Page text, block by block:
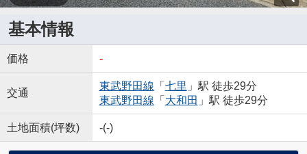
基本情報
価格 -
交通
東武野田線 「 七里 」駅 徒歩29分
東武野田線 「 大和田 」駅 徒歩29分
土地面積(坪数) -(-)